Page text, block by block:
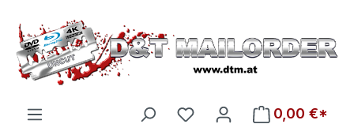
Zum Hauptinhalt springen
Du hast 0 Produkte auf
0,00 €*